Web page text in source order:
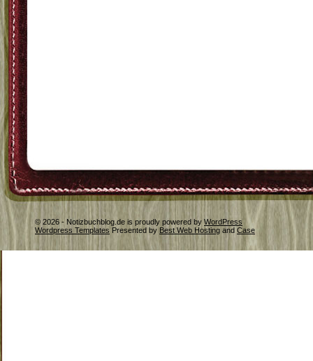
© 2026 - Notizbuchblog.de is proudly powered by WordPress
Wordpress Templates Presented by Best Web Hosting and Case